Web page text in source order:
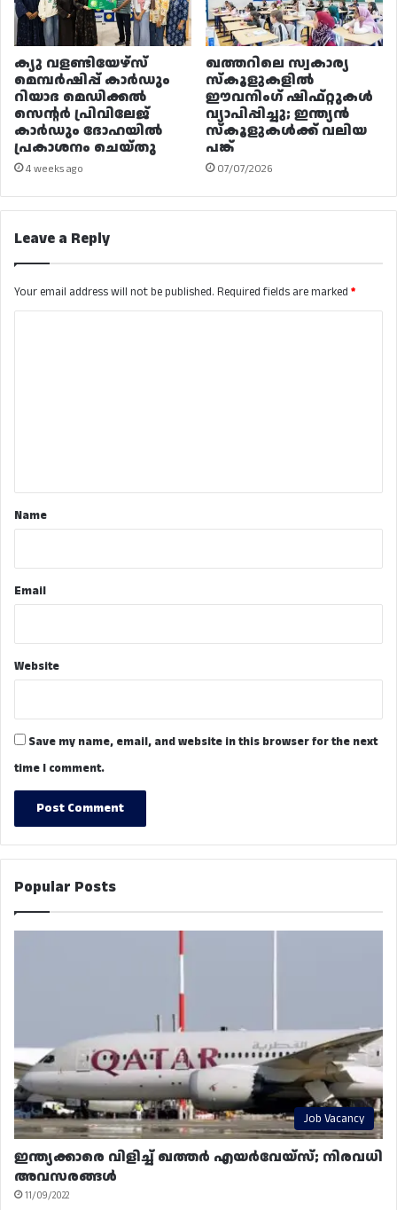
ക്യു വളണ്ടിയേഴ്‌സ്
മെമ്പർഷിപ്പ് കാർഡും
റിയാദ മെഡിക്കൽ
സെന്റർ പ്രിവിലേജ്
കാർഡും ദോഹയിൽ
പ്രകാശനം ചെയ്തു
4 weeks ago
ഖത്തറിലെ സ്വകാര്യ
സ്കൂളുകളിൽ
ഈവനിംഗ് ഷിഫ്റ്റുകൾ
വ്യാപിപ്പിച്ചു; ഇന്ത്യൻ
സ്കൂളുകൾക്ക് വലിയ
പങ്ക്
07/07/2026
Leave a Reply
Your email address will not be published. Required fields are marked *
*Name
Email
Website
Save my name, email, and website in this browser for the next
time I comment.
Popular Posts
Job Vacancy
ഇന്ത്യക്കാരെ വിളിച്ച് ഖത്തർ എയർവേയ്‌സ്; നിരവധി
അവസരങ്ങൾ
11/09/2022